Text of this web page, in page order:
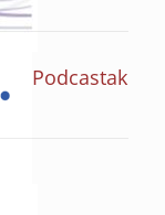
Podcastak